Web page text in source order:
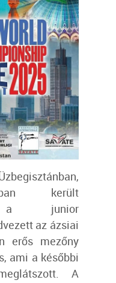
került
a junior
az ázsiai
erős mezőny
ami a későbbi
A